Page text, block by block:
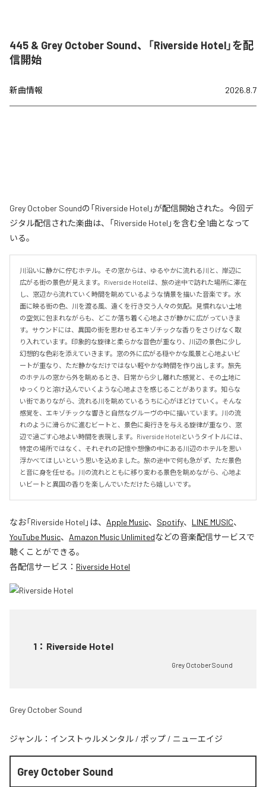
445 & Grey October Sound、「Riverside Hotel」を配
信開始
新曲情報 2026.8.7
Grey October Soundの「Riverside Hotel」が配信開始された。今回デ
ジタル配信された楽曲は、「Riverside Hotel」を含む全1曲となって
いる。
川沿いに静かに佇むホテル。その窓からは、ゆるやかに流れる川と、岸辺に
広がる街の景色が見えます。Riverside Hotelは、旅の途中で訪れた場所に滞在
し、窓辺から流れていく時間を眺めているような情景を描いた音楽です。水
面に映る街の色、川を渡る風、遠くを行き交う人々の気配。見慣れない土地
の空気に包まれながらも、どこか落ち着く心地よさが静かに広がっていきま
す。サウンドには、異国の街を思わせるエキゾチックな香りをさりげなく取
り入れています。印象的な旋律と柔らかな音色が重なり、川辺の景色に少し
幻想的な色彩を添えていきます。窓の外に広がる穏やかな風景と心地よいビ
ートが重なり、ただ静かなだけではない軽やかな時間を作り出します。旅先
のホテルの窓から外を眺めるとき、日常から少し離れた感覚と、その土地に
ゆっくりと溶け込んでいくような心地よさを感じることがあります。知らな
い街でありながら、流れる川を眺めているうちに心がほどけていく。そんな
感覚を、エキゾチックな響きと自然なグルーヴの中に描いています。川の流
れのように滑らかに進むビートと、景色に奥行きを与える旋律が重なり、窓
辺で過ごす心地よい時間を表現します。Riverside Hotelというタイトルには、
特定の場所ではなく、それぞれの記憶や想像の中にある川辺のホテルを思い
浮かべてほしいという思いを込めました。旅の途中で何も急がず、ただ景色
と音に身を任せる。川の流れとともに移り変わる景色を眺めながら、心地よ
いビートと異国の香りを楽しんでいただけたら嬉しいです。
なお「Riverside Hotel 」は、 Apple Music、 Spotify、 LINE MUSIC、
YouTube Music、 Amazon Music Unlimitedなどの音楽配信サービスで
聴くことができる。
各配信サービス： Riverside Hotel
1 ： Riverside Hotel
Grey October Sound
Grey October Sound
ジャンル： インストゥルメンタル / ポップ / ニューエイジ
Grey October Sound